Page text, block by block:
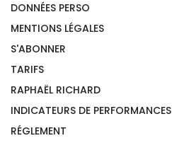
DONNÉES PERSO
MENTIONS LÉGALES
S'ABONNER
TARIFS
RAPHAËL RICHARD
INDICATEURS DE PERFORMANCES
RÉGLEMENT